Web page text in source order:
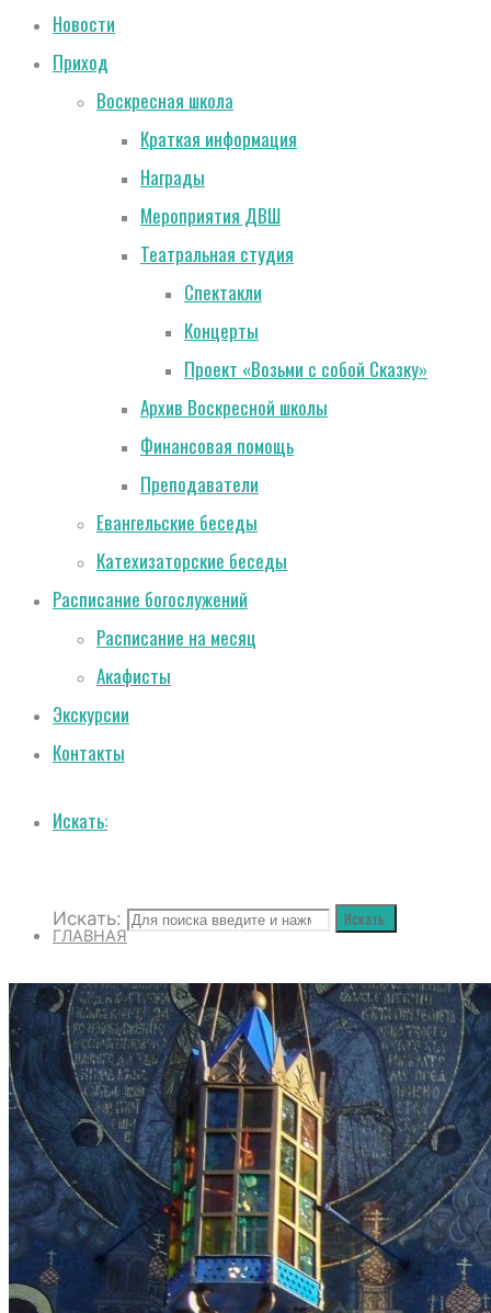
Новости
Приход
Воскресная школа
Краткая информация
Награды
Мероприятия ДВШ
Театральная студия
Спектакли
Концерты
Проект «Возьми с собой Сказку»
Архив Воскресной школы
Финансовая помощь
Преподаватели
Евангельские беседы
Катехизаторские беседы
Расписание богослужений
Расписание на месяц
Акафисты
Экскурсии
Контакты
Искать:
Искать: Искать:
ГЛАВНАЯ
О СОБОРЕ
ИСТОРИЯ СОБОРА
ИСТОРИЯ ФЕОДОРОВСКОГО ГОСУДАРЕВА
СОБОРА
ПОЛОЖЕНИЕ И ВНУТРЕННИЙ
РАСПОРЯДОК СОБОРА
БИОГРАФИЧЕСКИЕ ДАННЫЕ